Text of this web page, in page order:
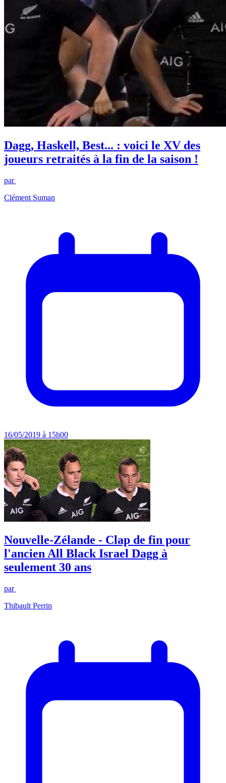
Dagg, Haskell, Best... : voici le XV des
joueurs retraités à la fin de la saison !
par
Clément Suman
16/05/2019 à 15h00
Nouvelle-Zélande - Clap de fin pour
l'ancien All Black Israel Dagg à
seulement 30 ans
par
Thibault Perrin